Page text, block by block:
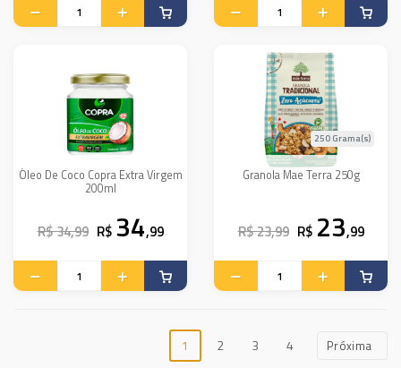
Óleo De Coco Copra Extra Virgem
200ml
R$ 34,99 R$ 34,99
Granola Mae Terra 250g
250 Grama(s)
R$ 23,99 R$ 23,99
1 2 3 4 Próxima